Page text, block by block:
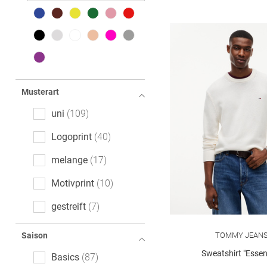
Musterart
uni 109
Logoprint 40
melange 17
Motivprint 10
gestreift 7
Color-Blocking
Saison
Basics 87
TOMMY
Sweatshirt